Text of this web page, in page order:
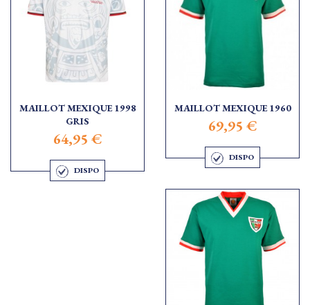
MAILLOT MEXIQUE 1998
GRIS
64,95 €
DISPO
MAILLOT MEXIQUE 1960
69,95 €
DISPO